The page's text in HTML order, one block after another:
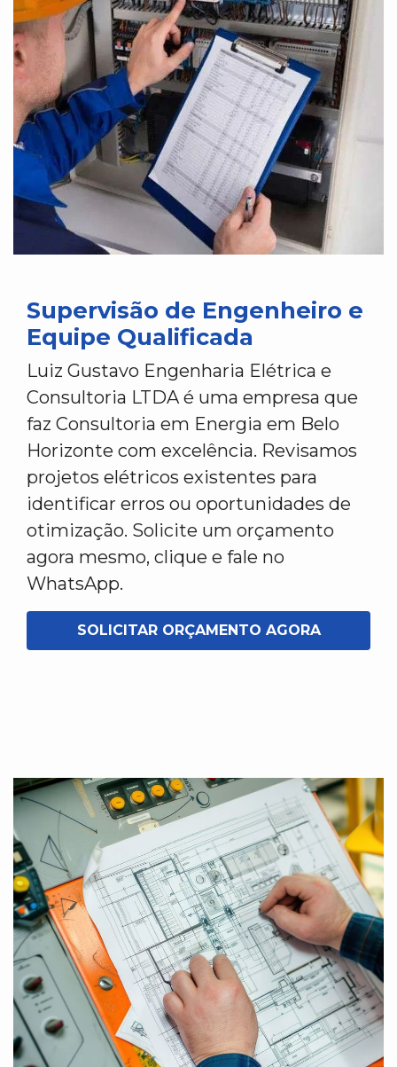
Supervisão de Engenheiro e
Equipe Qualificada
Luiz Gustavo Engenharia Elétrica e
Consultoria LTDA é uma empresa que
faz Consultoria em Energia em Belo
Horizonte com excelência. Revisamos
projetos elétricos existentes para
identificar erros ou oportunidades de
otimização. Solicite um orçamento
agora mesmo, clique e fale no
WhatsApp.
SOLICITAR ORÇAMENTO AGORA